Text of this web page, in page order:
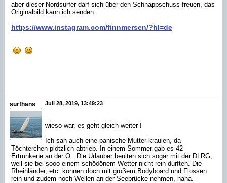
aber dieser Nordsurfer darf sich über den Schnappschuss freuen, das
Originalbild kann ich senden
https://www.instagram.com/finnmersen/?hl=de
surfhans Juli 28, 2019, 13:49:23
wieso war, es geht gleich weiter !
Ich sah auch eine panische Mutter kraulen, da
Töchterchen plötzlich abtrieb. In einem Sommer gab es 42
Ertrunkene an der O . Die Urlauber beulten sich sogar mit der DLRG,
weil sie bei sooo einem schööönem Wetter nicht rein durften. Die
Rheinländer, etc. können doch mit großem Bodyboard und Flossen
rein und zudem noch Wellen an der Seebrücke nehmen, haha.